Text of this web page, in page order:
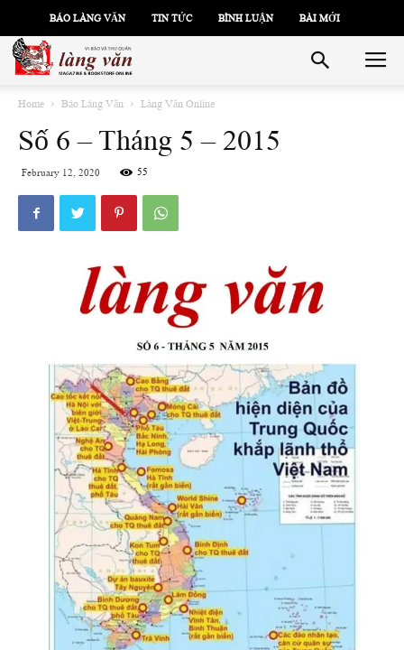
BÁO LÀNG VĂN TIN TỨC BÌNH LUẬN BÀI MỚI
Home Báo Làng Văn Làng Văn Online
Số 6 – Tháng 5 – 2015
February 12, 2020 55